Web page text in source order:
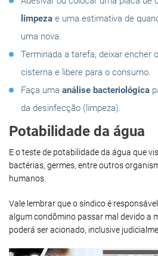
limpeza e uma estimativa de
uma nova.
Terminada a tarefa, deixar encher
cisterna e libere para o consumo.
Faça uma análise bacteriológica
da desinfecção (limpeza).
Potabilidade da água
E o teste de potabilidade da água que
bactérias, germes, entre outros
humanos.
Vale lembrar que o síndico é
algum condômino passar mal devido a
poderá ser acionado, inclusive